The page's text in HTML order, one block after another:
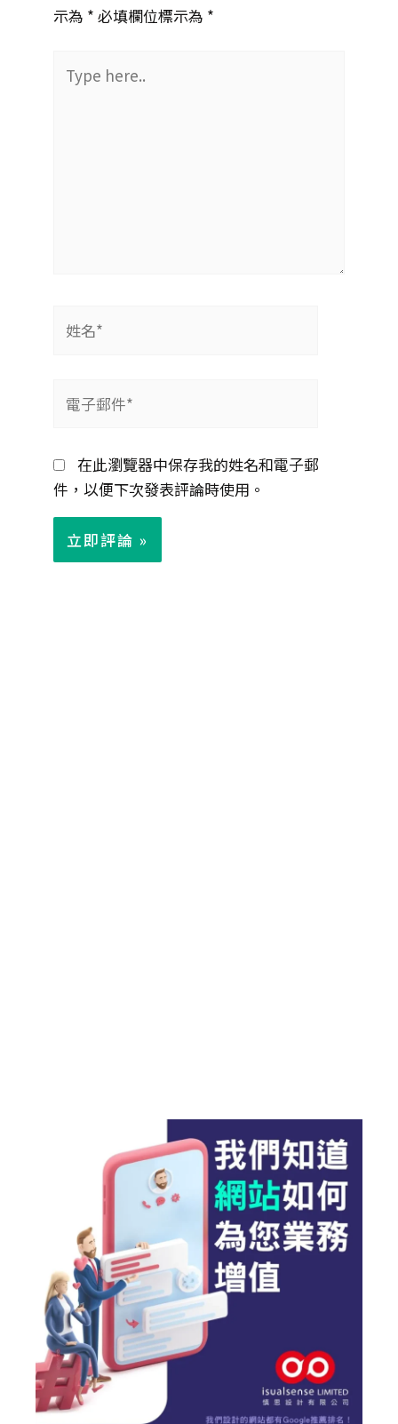
示為 * 必填欄位標示為 *
here..
名
件
*
在此瀏覽器中保存我的姓名和電子郵
件，以便下次發表評論時使用。